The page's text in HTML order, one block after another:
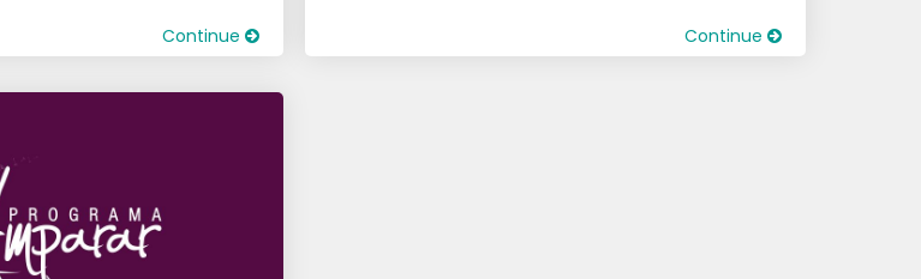
Continue Continue